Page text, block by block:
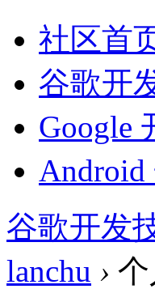
社区首
谷歌开
Google
谷歌开发
lanchu ›